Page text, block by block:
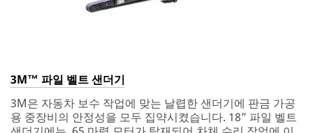
3M
Collision
Repair
soon.
You'll
3M™ 파일 벨트 샌더기
3M은 자동차 보수 작업에 맞는 날렵한 샌더기에 판금 가공
용 중장비의 안정성을 모두 집약시켰습니다. 18” 파일 벨트